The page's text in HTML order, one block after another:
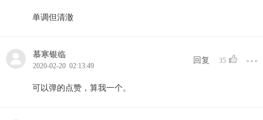
单调但清澈
慕寒银临
2020-02-20 02:13:49
回复 35
可以弹的点赞，算我一个。